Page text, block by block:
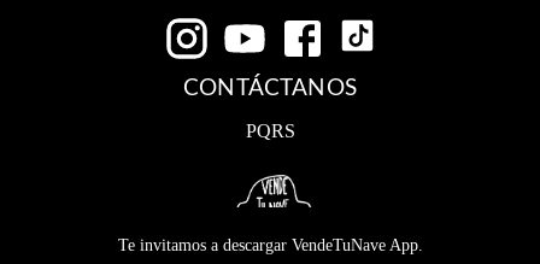
Te invitamos a descargar VendeTuNave App.
CONTÁCTANOS
PQRS